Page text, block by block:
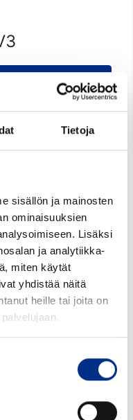
Tietoja
sisällön ja mainosten
ominaisuuksien
Lisäksi
ja analytiikka-
miten käytät
yhdistää näitä
heille tai joita on
PP
valkoinen
23x90
1220 kpl ltk
tuotteet